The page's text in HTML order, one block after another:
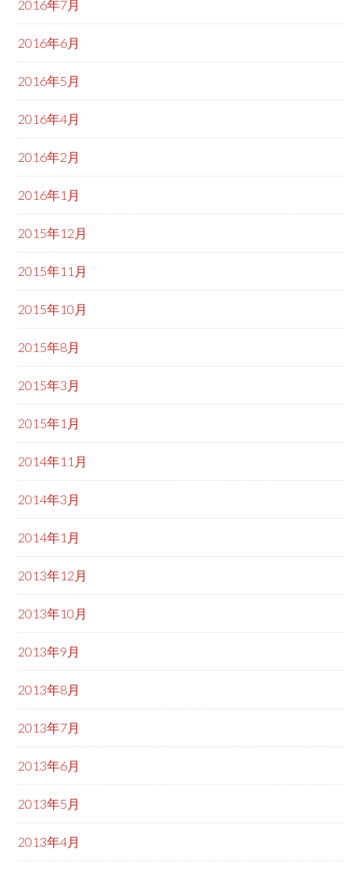
2016年7月
2016年6月
2016年5月
2016年4月
2016年2月
2016年1月
2015年12月
2015年11月
2015年10月
2015年8月
2015年3月
2015年1月
2014年11月
2014年3月
2014年1月
2013年12月
2013年10月
2013年9月
2013年8月
2013年7月
2013年6月
2013年5月
2013年4月